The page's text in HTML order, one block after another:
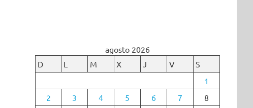
agosto 2026
D
L M X J V
S
1
2
3 4 5 6 7
8